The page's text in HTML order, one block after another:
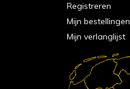
Registreren
Mijn bestellingen
Mijn verlanglijst